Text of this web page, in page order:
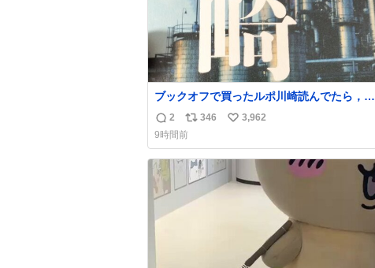
ブックオフで買ったルポ川崎読んでたら，前
の持ち主がラッパーになる決意をした形跡が
あってウケた
返
信
数
2
リ
ポ
ス
数
346
い
ね
数
3,962
9時間前